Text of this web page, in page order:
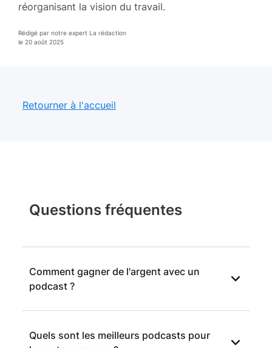
réorganisant la vision du travail.
Rédigé par notre expert La rédaction
le 20 août 2025
Retourner à l'accueil
Questions fréquentes
Comment gagner de l'argent avec un
podcast ?
vous pouvez demander des sponsorisations
Quels sont les meilleurs podcasts pour